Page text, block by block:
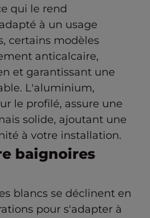
qui le rend
à un usage
certains modèles
anticalcaire,
et garantissant une
L'aluminium,
le profilé, assure une
solide, ajoutant une
à votre installation.
baignoires
blancs se déclinent en
pour s'adapter à